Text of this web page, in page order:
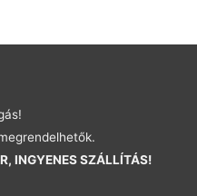
INGYENES SZÁLLÍTÁS!